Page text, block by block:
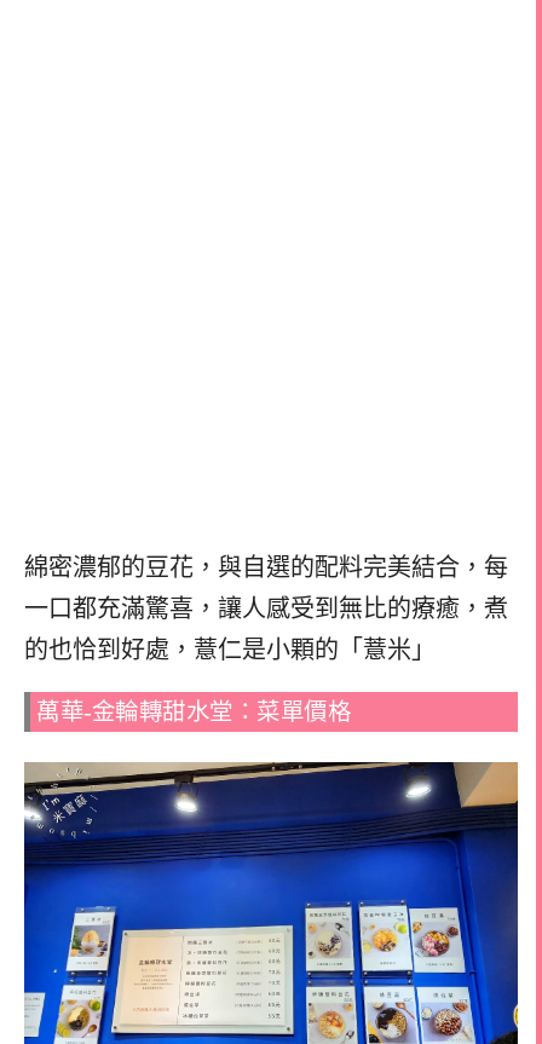
綿密濃郁的豆花，與自選的配料完美結合，每
一口都充滿驚喜，讓人感受到無比的療癒，煮
的也恰到好處，薏仁是小顆的「薏米」
萬華-金輪轉甜水堂：菜單價格